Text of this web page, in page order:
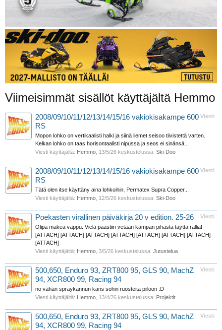
Viimeisimmät sisällöt käyttäjältä Hemmo
Viesti
2008/09/10/11/12/13/14/15/16 vakiokisakampe 600
RS
Mopon lohko on vertikaalisti halki ja siinä liemet seisoo tiivistettä varten.
Kelkan lohko on taas horisontaalisti nipussa ja seos ei sinänsä...
Viesti käyttäjältä: Hemmo 13/5/26 keskustelussa: Ski-Doo
Viesti
2008/09/10/11/12/13/14/15/16 vakiokisakampe 600
RS
Tätä olen itse käyttäny aina lohkoihin, Permatex Supra Copper...
Viesti käyttäjältä: Hemmo 12/5/26 keskustelussa: Ski-Doo
Viesti
Poekasten virallinen päiväkirja 20 v edition. 25-26
Olipa makea vappu. Vielä päästiin vetään kämpän pihasta täyttä rallia!
[ATTACH] [ATTACH] [ATTACH] [ATTACH] [ATTACH] [ATTACH] [ATTACH]
[ATTACH]
Viesti käyttäjältä: Hemmo 3/5/26 keskustelussa: Jutustelua
Viesti
500,650, Enduro 93, ZRT800 95, GLS 90, MachZ
94, XCR800 99, Racing 94
no vähän spraykannun kans sohin ruosteita piiloon :D
Viesti käyttäjältä: Hemmo 13/4/26 keskustelussa: Projektit
Viesti
500,650, Enduro 93, ZRT800 95, GLS 90, MachZ
94, XCR800 99, Racing 94